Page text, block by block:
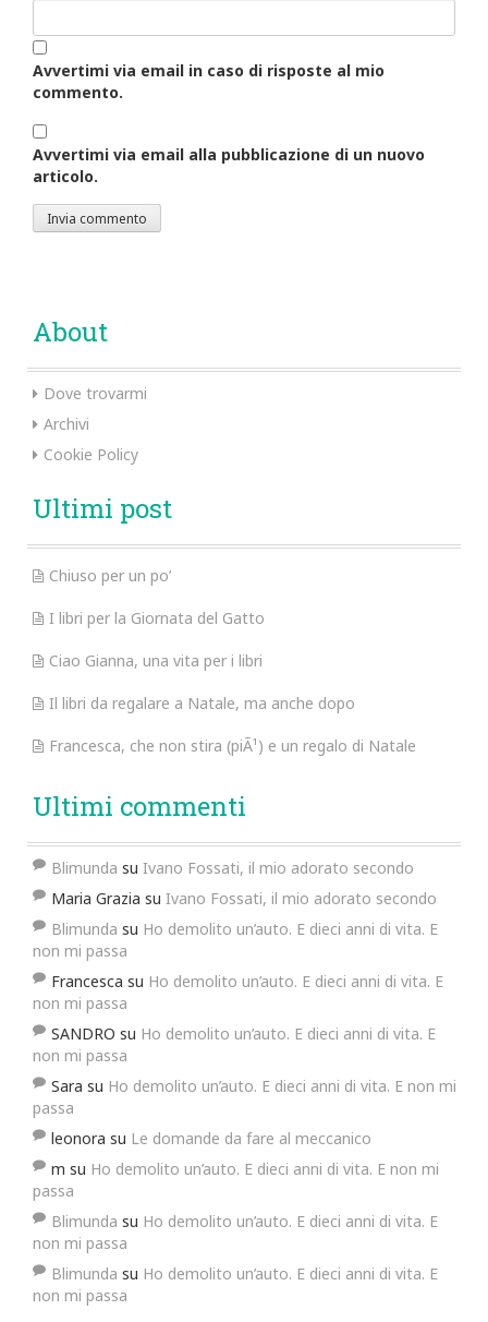
Avvertimi via email in caso di risposte al mio
commento.
Avvertimi via email alla pubblicazione di un nuovo
articolo.
About
Dove trovarmi
Archivi
Cookie Policy
Ultimi post
Chiuso per un po’
I libri per la Giornata del Gatto
Ciao Gianna, una vita per i libri
Il libri da regalare a Natale, ma anche dopo
Francesca, che non stira (piÃ¹) e un regalo di Natale
Ultimi commenti
Blimunda su Ivano Fossati, il mio adorato secondo
Maria Grazia su Ivano Fossati, il mio adorato secondo
Blimunda su Ho demolito un’auto. E dieci anni di vita. E
non mi passa
Francesca su Ho demolito un’auto. E dieci anni di vita. E
non mi passa
SANDRO su Ho demolito un’auto. E dieci anni di vita. E
non mi passa
Sara su Ho demolito un’auto. E dieci anni di vita. E non mi
passa
leonora su Le domande da fare al meccanico
m su Ho demolito un’auto. E dieci anni di vita. E non mi
passa
Blimunda su Ho demolito un’auto. E dieci anni di vita. E
non mi passa
Blimunda su Ho demolito un’auto. E dieci anni di vita. E
non mi passa